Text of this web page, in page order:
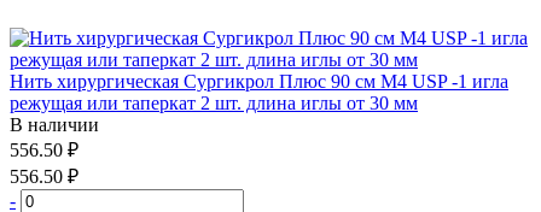
Нить хирургическая Сургикрол Плюс 90 см М4 USP -1 игла
режущая или таперкат 2 шт. длина иглы от 30 мм
В наличии
556.50 ₽
556.50 ₽
-